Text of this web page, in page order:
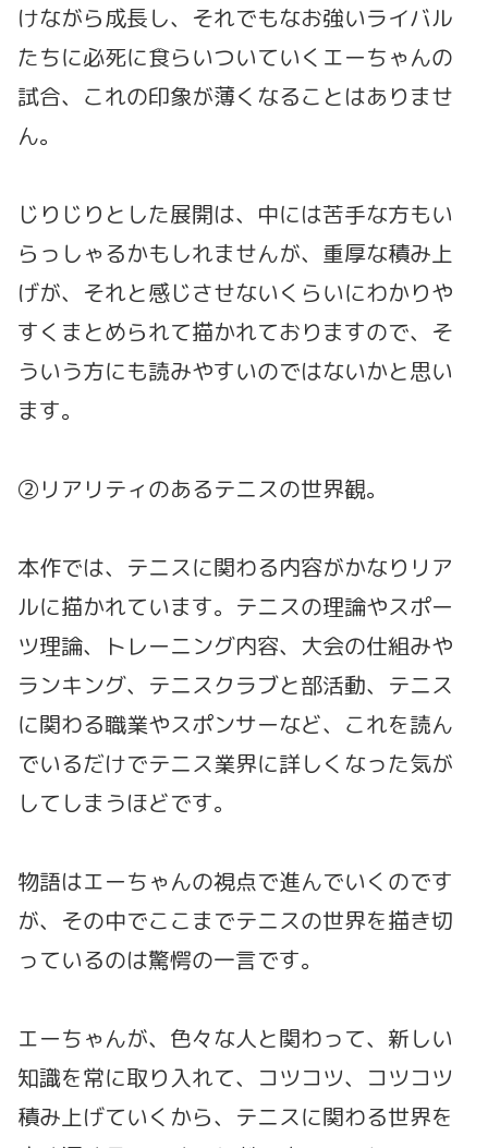
けながら成長し、それでもなお強いライバル
たちに必死に食らいついていくエーちゃんの
試合、これの印象が薄くなることはありませ
ん。
じりじりとした展開は、中には苦手な方もい
らっしゃるかもしれませんが、重厚な積み上
げが、それと感じさせないくらいにわかりや
すくまとめられて描かれておりますので、そ
ういう方にも読みやすいのではないかと思い
ます。
②リアリティのあるテニスの世界観。
本作では、テニスに関わる内容がかなりリア
ルに描かれています。テニスの理論やスポー
ツ理論、トレーニング内容、大会の仕組みや
ランキング、テニスクラブと部活動、テニス
に関わる職業やスポンサーなど、これを読ん
でいるだけでテニス業界に詳しくなった気が
してしまうほどです。
物語はエーちゃんの視点で進んでいくのです
が、その中でここまでテニスの世界を描き切
っているのは驚愕の一言です。
エーちゃんが、色々な人と関わって、新しい
知識を常に取り入れて、コツコツ、コツコツ
積み上げていくから、テニスに関わる世界を